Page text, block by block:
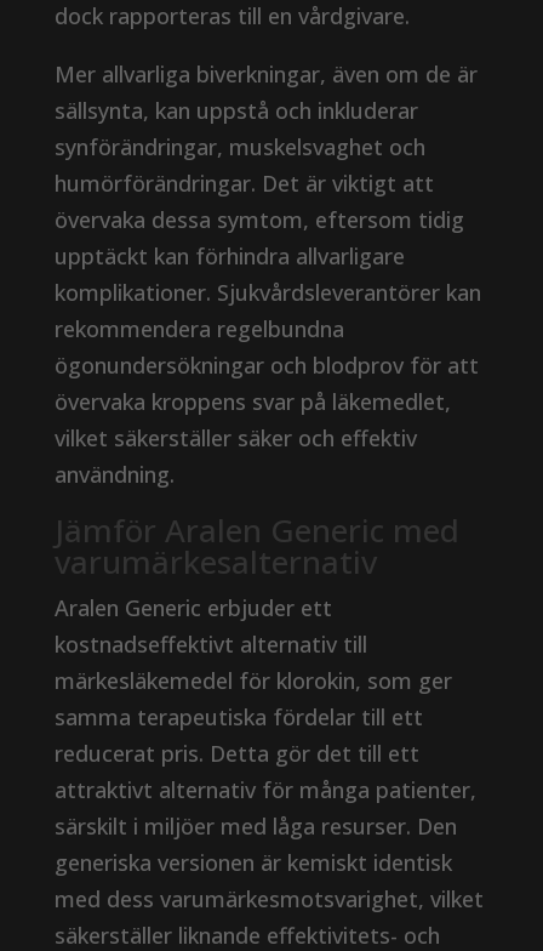
dock rapporteras till en vårdgivare.
Mer allvarliga biverkningar, även om de är
sällsynta, kan uppstå och inkluderar
synförändringar, muskelsvaghet och
humörförändringar. Det är viktigt att
övervaka dessa symtom, eftersom tidig
upptäckt kan förhindra allvarligare
komplikationer. Sjukvårdsleverantörer kan
rekommendera regelbundna
ögonundersökningar och blodprov för att
övervaka kroppens svar på läkemedlet,
vilket säkerställer säker och effektiv
användning.
Jämför Aralen Generic med
varumärkesalternativ
Aralen Generic erbjuder ett
kostnadseffektivt alternativ till
märkesläkemedel för klorokin, som ger
samma terapeutiska fördelar till ett
reducerat pris. Detta gör det till ett
attraktivt alternativ för många patienter,
särskilt i miljöer med låga resurser. Den
generiska versionen är kemiskt identisk
med dess varumärkesmotsvarighet, vilket
säkerställer liknande effektivitets- och